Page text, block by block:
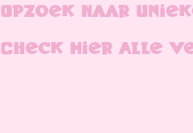
Opzoek Naar
Check Hier Alle